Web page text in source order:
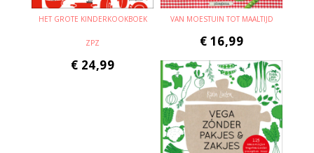
HET GROTE KINDERKOOKBOEK
ZPZ
€ 24,99
VAN MOESTUIN TOT MAALTIJD
€ 16,99